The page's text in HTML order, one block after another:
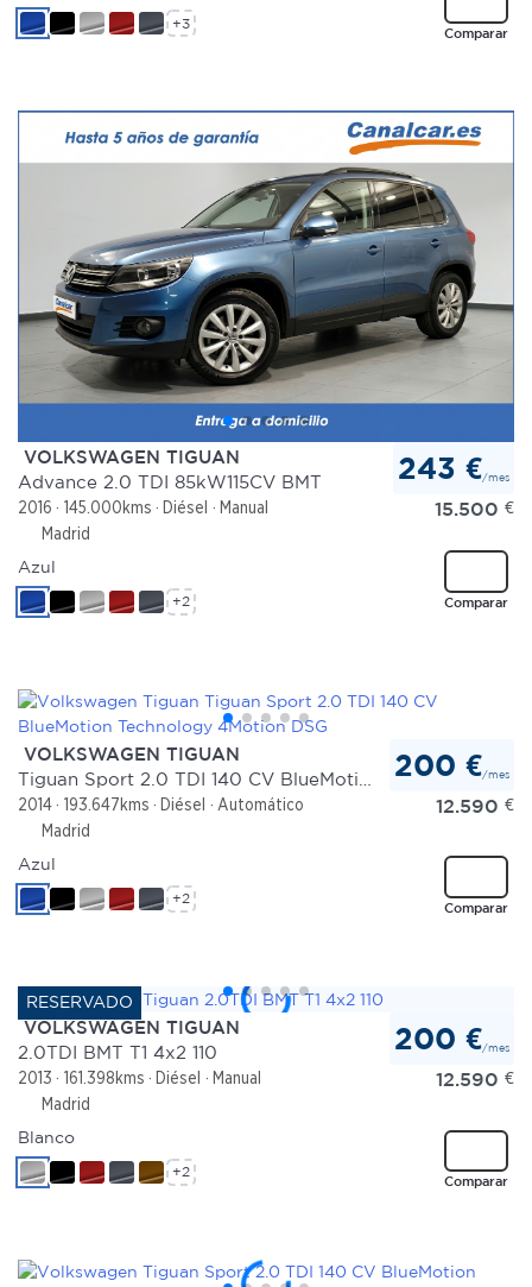
Comparar
+3
VOLKSWAGEN TIGUAN
Advance 2.0 TDI 85kW115CV BMT
2016 145.000kms Diésel
Manual
Madrid
243 €/mes
15.500 €
Comparar
Azul
+2
VOLKSWAGEN TIGUAN
Tiguan Sport 2.0 TDI 140 CV BlueMotion Technology 4Motion DSG
2014 193.647kms Diésel
Automático
Madrid
200 €/mes
12.590 €
Comparar
Azul
+2
VOLKSWAGEN TIGUAN
2.0TDI BMT T1 4x2 110
2013 161.398kms Diésel
Manual
Madrid
200 €/mes
12.590 €
Comparar
Blanco
+2